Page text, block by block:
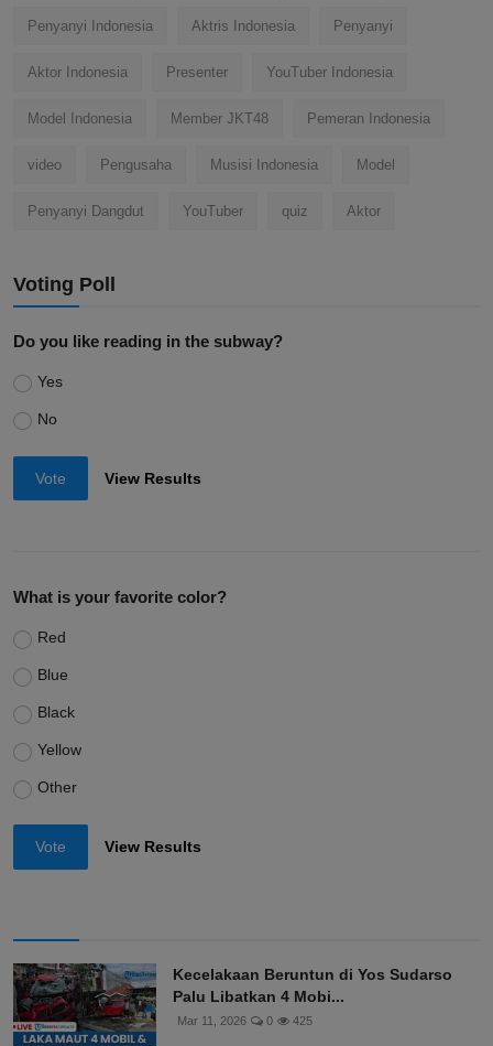
Penyanyi Indonesia Aktris Indonesia Penyanyi
Aktor Indonesia Presenter YouTuber Indonesia
Model Indonesia Member JKT48 Pemeran Indonesia
video Pengusaha Musisi Indonesia Model
Penyanyi Dangdut YouTuber quiz Aktor
Voting Poll
Do you like reading in the subway?
Yes
No
Vote View Results
What is your favorite color?
Red
Blue
Black
Yellow
Other
Vote View Results
Kecelakaan Beruntun di Yos Sudarso
Palu Libatkan 4 Mobi...
Mar 11, 2026 0 425